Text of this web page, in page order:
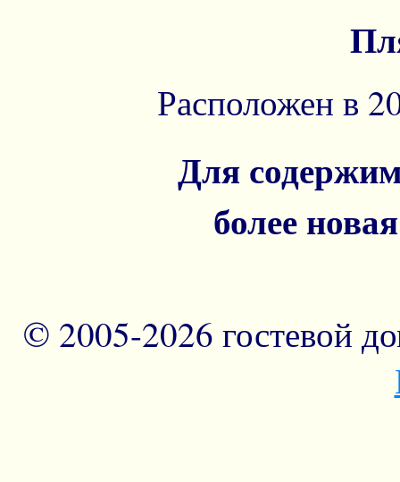
Расположен в
Для
более
© 2005-2026 гостевой